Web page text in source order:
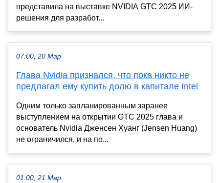
представила на выставке NVIDIA GTC 2025 ИИ-
решения для разработ...
07:00, 20 Мар
Глава Nvidia признался, что пока никто не
предлагал ему купить долю в капитале Intel
Одним только запланированным заранее
выступлением на открытии GTC 2025 глава и
основатель Nvidia Дженсен Хуанг (Jensen Huang)
не ограничился, и на по...
01:00, 21 Мар